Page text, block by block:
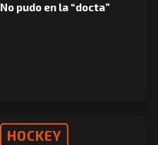
No pudo en la “docta”
HOCKEY